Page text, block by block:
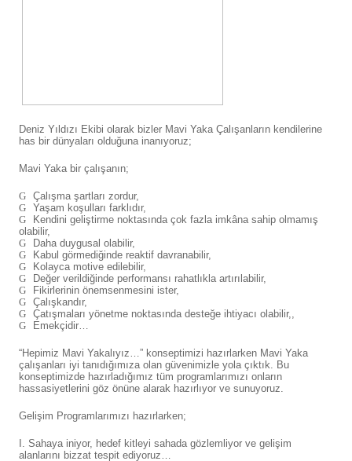
Deniz Yıldızı Ekibi olarak bizler Mavi Yaka Çalışanların kendilerine
has bir dünyaları olduğuna inanıyoruz;
Mavi Yaka bir çalışanın;
Çalışma şartları zordur,
Yaşam koşulları farklıdır,
Kendini geliştirme noktasında çok fazla imkâna sahip olmamış
olabilir,
Daha duygusal olabilir,
Kabul görmediğinde reaktif davranabilir,
Kolayca motive edilebilir,
Değer verildiğinde performansı rahatlıkla artırılabilir,
Fikirlerinin önemsenmesini ister,
Çalışkandır,
Çatışmaları yönetme noktasında desteğe ihtiyacı olabilir,,
Emekçidir…
“Hepimiz Mavi Yakalıyız…” konseptimizi hazırlarken Mavi Yaka
çalışanları iyi tanıdığımıza olan güvenimizle yola çıktık. Bu
konseptimizde hazırladığımız tüm programlarımızı onların
hassasiyetlerini göz önüne alarak hazırlıyor ve sunuyoruz.
Gelişim Programlarımızı hazırlarken;
I. Sahaya iniyor, hedef kitleyi sahada gözlemliyor ve gelişim
alanlarını bizzat tespit ediyoruz…